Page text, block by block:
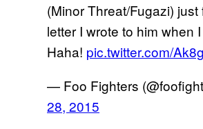
(Minor Threat/Fugazi) just
letter I wrote to him when
Haha! pic.twitter.com/
— Foo Fighters
28, 2015